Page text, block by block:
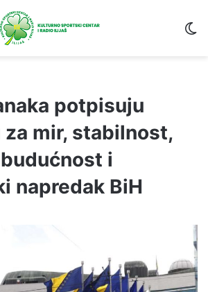
potpisuju
mir, stabilnost,
i
napredak BiH